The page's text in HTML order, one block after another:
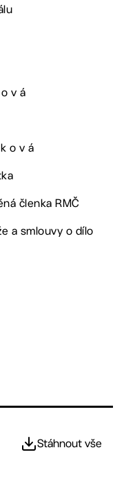
v á
o v á
členka RMČ
a smlouvy o dílo
Stáhnout vše